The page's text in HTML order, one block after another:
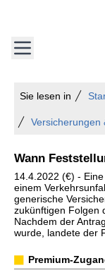
Sie lesen in
Versicherungen
Wann
14.4.2022 (€) -
einem
generische
zukünftigen Folgen
Nachdem der
wurde, landete der
Premium-